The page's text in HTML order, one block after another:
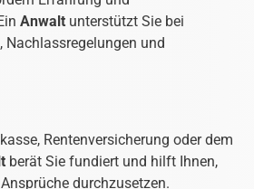
Anwalt unterstützt Sie bei
und
Rentenversicherung oder dem
berät Sie fundiert und hilft Ihnen,
durchzusetzen.